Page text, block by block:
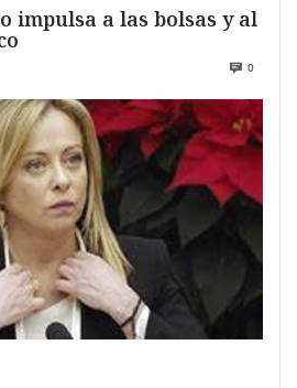
impulsa a las bolsas y al
0